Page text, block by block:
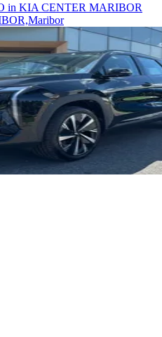
in KIA CENTER MARIBOR